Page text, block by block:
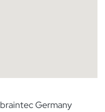
braintec Germany